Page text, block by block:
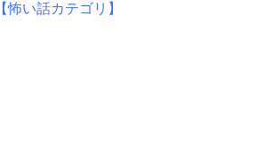
【怖い話カテゴリ】